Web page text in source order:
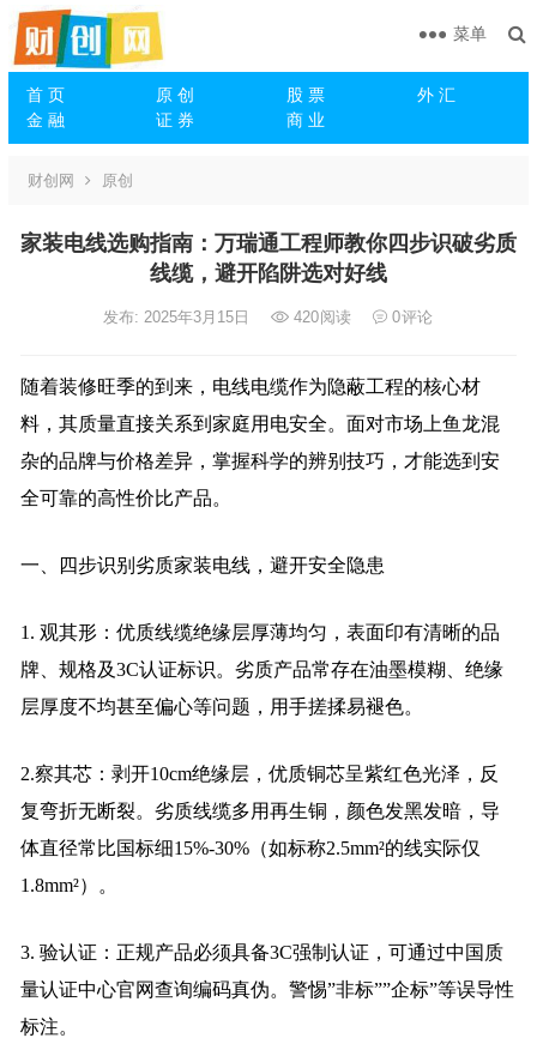
首 页 原 创 股 票
外 汇
金 融
证 券 商 业
菜单
财创网 原创
家装电线选购指南：万瑞通工程师教你四步识破劣质
线缆，避开陷阱选对好线
发布: 2025年3月15日 420阅读 0评论
随着装修旺季的到来，电线电缆作为隐蔽工程的核心材
料，其质量直接关系到家庭用电安全。面对市场上鱼龙混
杂的品牌与价格差异，掌握科学的辨别技巧，才能选到安
全可靠的高性价比产品。
一、四步识别劣质家装电线，避开安全隐患
1. 观其形：优质线缆绝缘层厚薄均匀，表面印有清晰的品
牌、规格及3C认证标识。劣质产品常存在油墨模糊、绝缘
层厚度不均甚至偏心等问题，用手搓揉易褪色。
2.察其芯：剥开10cm绝缘层，优质铜芯呈紫红色光泽，反
复弯折无断裂。劣质线缆多用再生铜，颜色发黑发暗，导
体直径常比国标细15%-30%（如标称2.5mm²的线实际仅
1.8mm²）。
3. 验认证：正规产品必须具备3C强制认证，可通过中国质
量认证中心官网查询编码真伪。警惕”非标””企标”等误导性
标注。